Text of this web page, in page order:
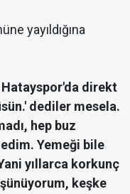
yayıldığına
direkt
dediler mesela.
hep buz
Yemeği bile
yıllarca korkunç
keşke